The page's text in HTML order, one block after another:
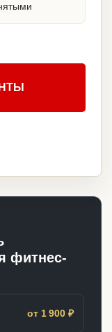
фитнес-
от 1 900 ₽